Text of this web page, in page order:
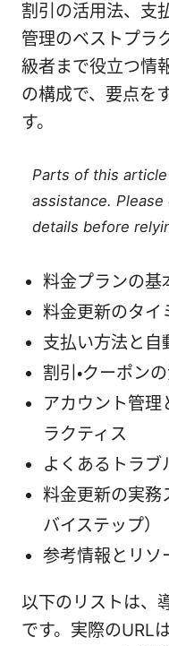
割引の活用法、支
管理のベストプラ
級者まで役立つ情
の構成で、要点を
す。
Parts of this
assistance.
details before
料金プランの基
料金更新のタイ
支払い方法と自
割引・クーポン
アカウント管理
ラクティス
よくあるトラブ
料金更新の実務
バイステップ）
参考情報とリソ
以下のリストは、
です。実際のURL